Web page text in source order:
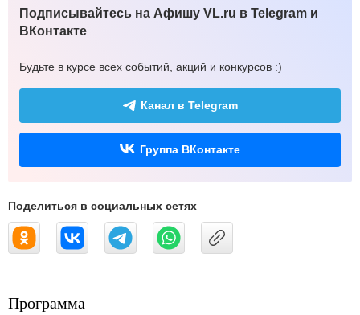
Подписывайтесь на Афишу VL.ru в Telegram и
ВКонтакте
Будьте в курсе всех событий, акций и конкурсов :)
Канал в Telegram
Группа ВКонтакте
Поделиться в социальных сетях
Программа